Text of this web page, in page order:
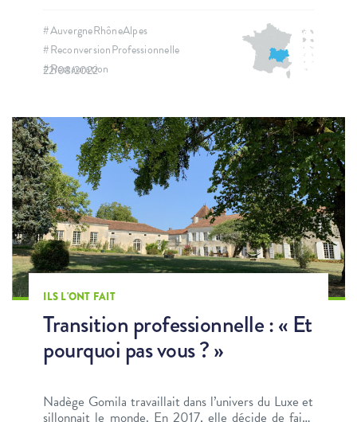
#AuvergneRhôneAlpes
#ReconversionProfessionnelle
#Restauration
22/08/2022
ILS L'ONT FAIT
Transition professionnelle : « Et
pourquoi pas vous ? »
Nadège Gomila travaillait dans l’univers du Luxe et
sillonnait le monde. En 2017, elle décide de faire